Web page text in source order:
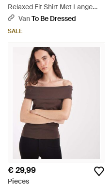
Relaxed Fit Shirt Met Lange
Mouwen (Magneet) - Grijs
VanTo Be Dressed
SALE
€ 29,99
Pieces